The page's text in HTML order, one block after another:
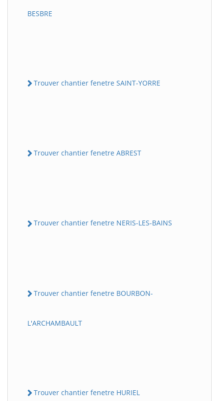
BESBRE
Trouver chantier fenetre SAINT-YORRE
Trouver chantier fenetre ABREST
Trouver chantier fenetre NERIS-LES-BAINS
Trouver chantier fenetre BOURBON-
L'ARCHAMBAULT
Trouver chantier fenetre HURIEL